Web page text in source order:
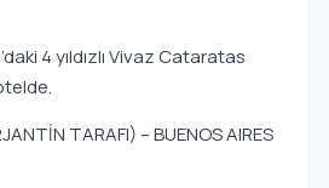
4 yıldızlı Vivaz Cataratas
TARAFI) – BUENOS AIRES